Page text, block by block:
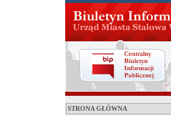
STRONA GŁÓWNA